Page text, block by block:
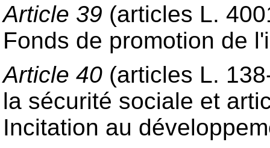
Article 39 (articles L.
Fonds de promotion de
Article 40 (articles L.
la sécurité sociale et
Incitation au